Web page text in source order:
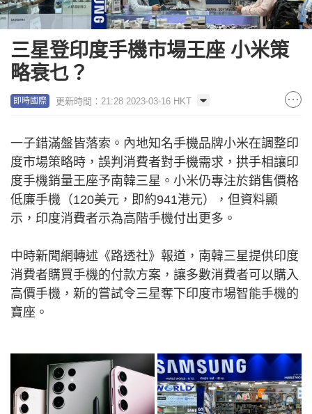
三星登印度手機市場王座 小米策
略衰乜？
即時國際 更新時間：21:28 2023-03-16 HKT
一子錯滿盤皆落索。內地知名手機品牌小米在調整印
度市場策略時，誤判消費者對手機需求，拱手相讓印
度手機銷量王座予南韓三星。小米仍專注於銷售價格
低廉手機（120美元，即約941港元），但資料顯
示，印度消費者示為高階手機付出更多。
中時新聞網轉述《路透社》報道，南韓三星提供印度
消費者購買手機的付款方案，讓多數消費者可以購入
高價手機，新的嘗試令三星奪下印度市場智能手機的
寶座。